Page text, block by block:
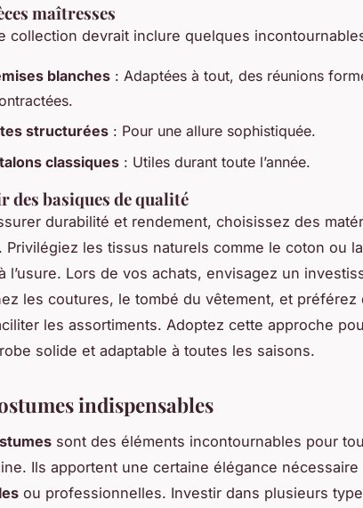
maîtresses
collection devrait inclure quelques
blanches : Adaptées à tout, des réunions
structurées : Pour une allure sophistiquée.
classiques : Utiles durant toute l’année.
des basiques de qualité
durabilité et rendement, choisissez des
Privilégiez les tissus naturels comme le coton ou
l’usure. Lors de vos achats, envisagez un
les coutures, le tombé du vêtement, et
les assortiments. Adoptez cette approche
solide et adaptable à toutes les saisons.
indispensables
sont des éléments incontournables pour
Ils apportent une certaine élégance nécessaire
ou professionnelles. Investir dans plusieurs